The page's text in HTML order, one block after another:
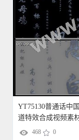
YT75130普通话中
道特效合成视频素
468 0